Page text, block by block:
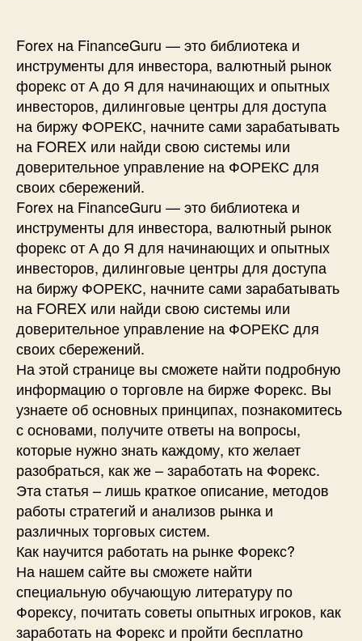
Forex на FinanceGuru — это библиотека и
инструменты для инвестора, валютный рынок
форекс от А до Я для начинающих и опытных
инвесторов, дилинговые центры для доступа
на биржу ФОРЕКС, начните сами зарабатывать
на FOREX или найди свою системы или
доверительное управление на ФОРЕКС для
своих сбережений.
Forex на FinanceGuru — это библиотека и
инструменты для инвестора, валютный рынок
форекс от А до Я для начинающих и опытных
инвесторов, дилинговые центры для доступа
на биржу ФОРЕКС, начните сами зарабатывать
на FOREX или найди свою системы или
доверительное управление на ФОРЕКС для
своих сбережений.
На этой странице вы сможете найти подробную
информацию о торговле на бирже Форекс. Вы
узнаете об основных принципах, познакомитесь
с основами, получите ответы на вопросы,
которые нужно знать каждому, кто желает
разобраться, как же – заработать на Форекс.
Эта статья – лишь краткое описание, методов
работы стратегий и анализов рынка и
различных торговых систем.
Как научится работать на рынке Форекс?
На нашем сайте вы сможете найти
специальную обучающую литературу по
Форексу, почитать советы опытных игроков, как
заработать на Форекс и пройти бесплатно